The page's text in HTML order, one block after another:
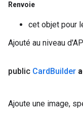
Renvoie
cet objet pour
Ajouté au niveau
public CardBuilder
Ajoute une image,